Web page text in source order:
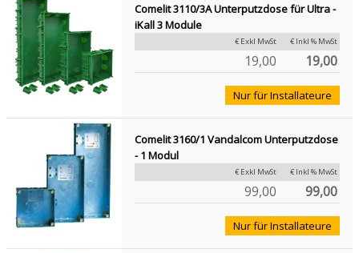
Comelit 3110/3A Unterputzdose für Ultra -
iKall 3 Module
€ Exkl MwSt € Inkl % MwSt
19,00 19,00
Nur für Installateure
Comelit 3160/1 Vandalcom Unterputzdose
- 1 Modul
€ Exkl MwSt € Inkl % MwSt
99,00 99,00
Nur für Installateure